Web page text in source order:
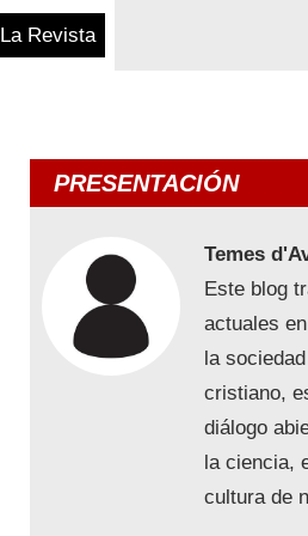
La Revista
PRESENTACIÓN
Temes
Este blog
actuales
la
cristiano,
diálogo
la ciencia,
cultura de